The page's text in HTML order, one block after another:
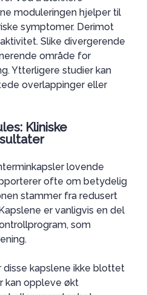
moduleringen hjelper til
symptomer. Derimot
Slike divergerende
område for
Ytterligere studier kan
overlappinger eller
Kliniske
lovende
ofte om betydelig
stammer fra redusert
er vanligvis en del
som
kapslene ikke blottet
kan oppleve økt